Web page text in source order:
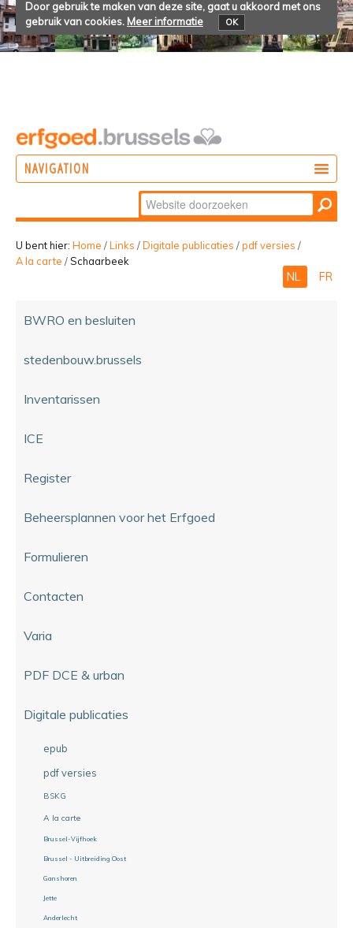
Door gebruik te maken van deze site, gaat u akkoord met ons
gebruik van cookies. Meer informatie OK
NAVIGATION
BELEVEN
Zoek
Geavanceerd
zoeken...
U bent hier: Home /Links /Digitale publicaties /pdf versies /
A la carte /Schaarbeek
NL FR
BWRO en besluiten
stedenbouw.brussels
Inventarissen
ICE
Register
Beheersplannen voor het Erfgoed
Formulieren
Contacten
Varia
PDF DCE & urban
Digitale publicaties
epub
pdf versies
BSKG
A la carte
Brussel-Vijfhoek
Brussel - Uitbreiding Oost
Ganshoren
Jette
Anderlecht